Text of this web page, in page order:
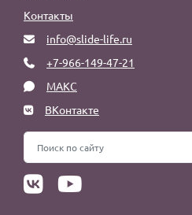
Контакты
info@slide-life.ru
+7-966-149-47-21
МАКС
ВКонтакте